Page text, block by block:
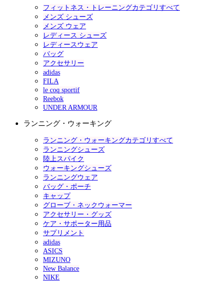
フィットネス・トレーニングカテゴリすべて
メンズ シューズ
メンズ ウェア
レディース シューズ
レディースウェア
バッグ
アクセサリー
adidas
FILA
le coq sportif
Reebok
UNDER ARMOUR
ランニング・ウォーキング
ランニング・ウォーキングカテゴリすべて
ランニングシューズ
陸上スパイク
ウォーキングシューズ
ランニングウェア
バッグ・ポーチ
キャップ
グローブ・ネックウォーマー
アクセサリー・グッズ
ケア・サポーター用品
サプリメント
adidas
ASICS
MIZUNO
New Balance
NIKE